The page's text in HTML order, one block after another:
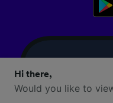
Hi there,
Would you like to